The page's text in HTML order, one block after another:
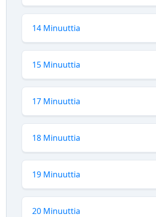
14 Minuuttia
15 Minuuttia
17 Minuuttia
18 Minuuttia
19 Minuuttia
20 Minuuttia